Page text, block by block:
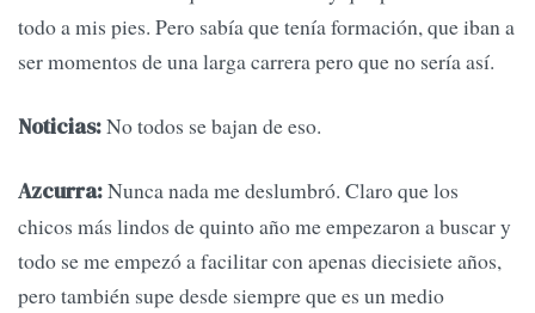
todo a mis pies. Pero sabía que tenía formación, que iban a
ser momentos de una larga carrera pero que no sería así.
Noticias:No todos se bajan de eso.
Azcurra:Nunca nada me deslumbró. Claro que los
chicos más lindos de quinto año me empezaron a buscar y
todo se me empezó a facilitar con apenas diecisiete años,
pero también supe desde siempre que es un medio